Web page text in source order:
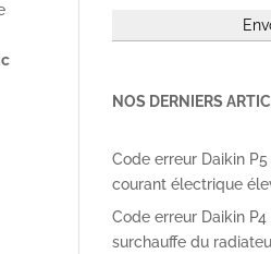
NOS DERNIERS
Code erreur Daikin
courant électrique
Code erreur Daikin
surchauffe du